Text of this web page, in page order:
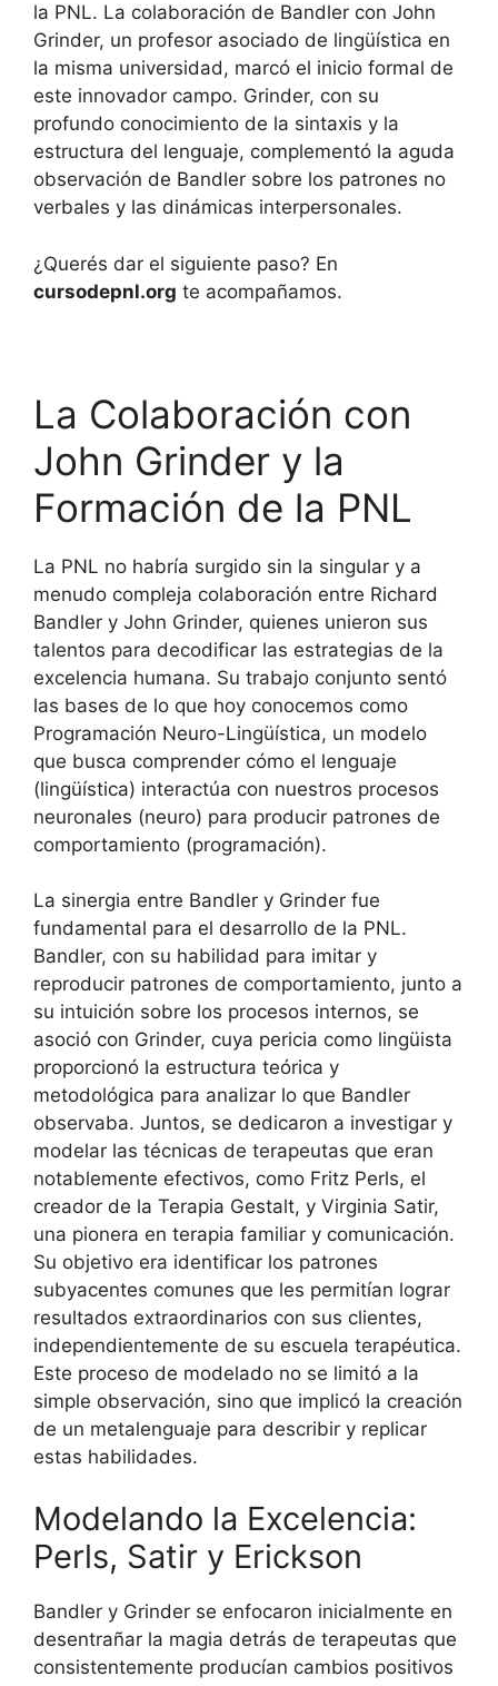
la PNL. La colaboración de Bandler con John
Grinder, un profesor asociado de lingüística en
la misma universidad, marcó el inicio formal de
este innovador campo. Grinder, con su
profundo conocimiento de la sintaxis y la
estructura del lenguaje, complementó la aguda
observación de Bandler sobre los patrones no
verbales y las dinámicas interpersonales.
¿Querés dar el siguiente paso? En
cursodepnl.org te acompañamos.
La Colaboración con
John Grinder y la
Formación de la PNL
La PNL no habría surgido sin la singular y a
menudo compleja colaboración entre Richard
Bandler y John Grinder, quienes unieron sus
talentos para decodificar las estrategias de la
excelencia humana. Su trabajo conjunto sentó
las bases de lo que hoy conocemos como
Programación Neuro-Lingüística, un modelo
que busca comprender cómo el lenguaje
(lingüística) interactúa con nuestros procesos
neuronales (neuro) para producir patrones de
comportamiento (programación).
La sinergia entre Bandler y Grinder fue
fundamental para el desarrollo de la PNL.
Bandler, con su habilidad para imitar y
reproducir patrones de comportamiento, junto a
su intuición sobre los procesos internos, se
asoció con Grinder, cuya pericia como lingüista
proporcionó la estructura teórica y
metodológica para analizar lo que Bandler
observaba. Juntos, se dedicaron a investigar y
modelar las técnicas de terapeutas que eran
notablemente efectivos, como Fritz Perls, el
creador de la Terapia Gestalt, y Virginia Satir,
una pionera en terapia familiar y comunicación.
Su objetivo era identificar los patrones
subyacentes comunes que les permitían lograr
resultados extraordinarios con sus clientes,
independientemente de su escuela terapéutica.
Este proceso de modelado no se limitó a la
simple observación, sino que implicó la creación
de un metalenguaje para describir y replicar
estas habilidades.
Modelando la Excelencia:
Perls, Satir y Erickson
Bandler y Grinder se enfocaron inicialmente en
desentrañar la magia detrás de terapeutas que
consistentemente producían cambios positivos